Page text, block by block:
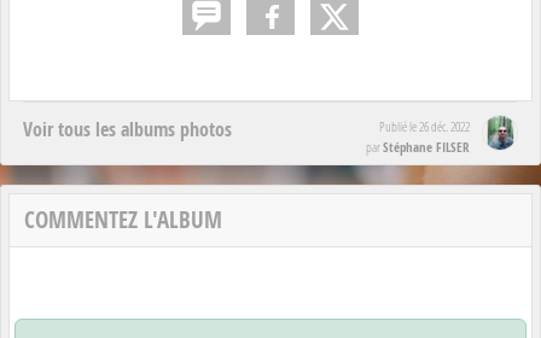
Voir tous les albums photos Publié le 26 déc. 2022
parStéphane FILSER
COMMENTEZ L'ALBUM